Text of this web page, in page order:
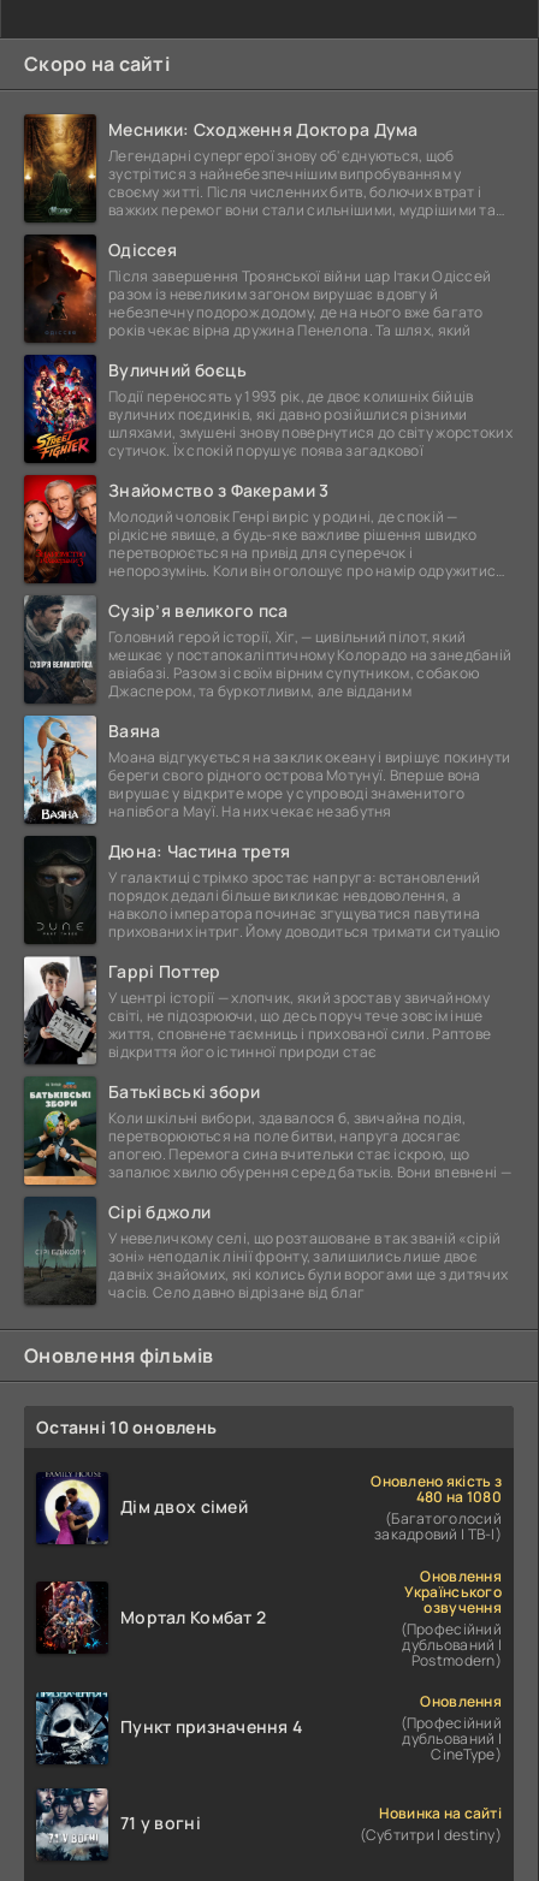
Скоро на сайті
Месники: Сходження Доктора Дума
Легендарні супергерої знову об'єднуються, щоб
зустрітися з найнебезпечнішим випробуванням у
своєму житті. Після численних битв, болючих втрат і
важких перемог вони стали сильнішими, мудрішими та
Одіссея
Після завершення Троянської війни цар Ітаки Одіссей
разом із невеликим загоном вирушає в довгу й
небезпечну подорож додому, де на нього вже багато
років чекає вірна дружина Пенелопа. Та шлях, який
Вуличний боєць
Події переносять у 1993 рік, де двоє колишніх бійців
вуличних поєдинків, які давно розійшлися різними
шляхами, змушені знову повернутися до світу жорстоких
сутичок. Їх спокій порушує поява загадкової
Знайомство з Факерами 3
Молодий чоловік Генрі виріс у родині, де спокій —
рідкісне явище, а будь-яке важливе рішення швидко
перетворюється на привід для суперечок і
непорозумінь. Коли він оголошує про намір одружитися,
Сузір’я великого пса
Головний герой історії, Хіг, — цивільний пілот, який
мешкає у постапокаліптичному Колорадо на занедбаній
авіабазі. Разом зі своїм вірним супутником, собакою
Джаспером, та буркотливим, але відданим
Ваяна
Моана відгукується на заклик океану і вирішує покинути
береги свого рідного острова Мотунуї. Вперше вона
вирушає у відкрите море у супроводі знаменитого
напівбога Мауї. На них чекає незабутня
Дюна: Частина третя
У галактиці стрімко зростає напруга: встановлений
порядок дедалі більше викликає невдоволення, а
навколо імператора починає згущуватися павутина
прихованих інтриг. Йому доводиться тримати ситуацію
Гаррі Поттер
У центрі історії — хлопчик, який зростав у звичайному
світі, не підозрюючи, що десь поруч тече зовсім інше
життя, сповнене таємниць і прихованої сили. Раптове
відкриття його істинної природи стає
Батьківські збори
Коли шкільні вибори, здавалося б, звичайна подія,
перетворюються на поле битви, напруга досягає
апогею. Перемога сина вчительки стає іскрою, що
запалює хвилю обурення серед батьків. Вони впевнені —
Сірі бджоли
У невеличкому селі, що розташоване в так званій «сірій
зоні» неподалік лінії фронту, залишились лише двоє
давніх знайомих, які колись були ворогами ще з дитячих
часів. Село давно відрізане від благ
Оновлення фільмів
Останні 10 оновлень
Дім двох сімей
Оновлено якість з
480 на 1080
(Багатоголосий
закадровий | ТВ-І)
Мортал Комбат 2
Оновлення
Українського
озвучення
(Професійний
дубльований |
Postmodern)
Пункт призначення 4
Оновлення
(Професійний
дубльований |
CineType)
71 у вогні
Новинка на сайті
(Субтитри | destiny)